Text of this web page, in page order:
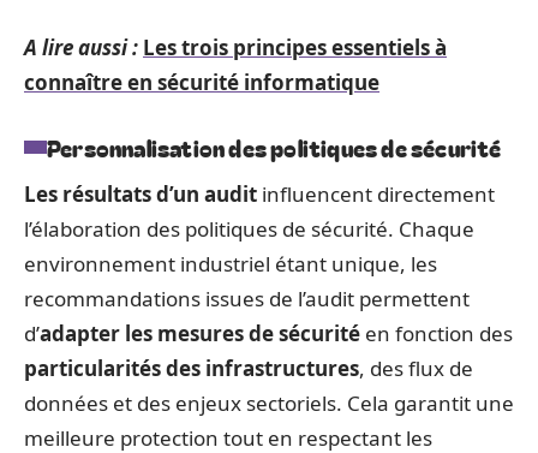
A lire aussi : Les trois principes essentiels à
connaître en sécurité informatique
Personnalisation des politiques de sécurité
Les résultats d’un audit influencent directement
l’élaboration des politiques de sécurité. Chaque
environnement industriel étant unique, les
recommandations issues de l’audit permettent
d’adapter les mesures de sécurité en fonction des
particularités des infrastructures, des flux de
données et des enjeux sectoriels. Cela garantit une
meilleure protection tout en respectant les